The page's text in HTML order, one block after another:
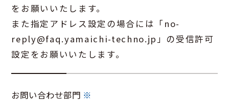
をお願いいたします。
また指定アドレス設定の場合には「no-
reply@faq.yamaichi-techno.jp」の受信許可
設定をお願いいたします。
お問い合わせ部門 ※